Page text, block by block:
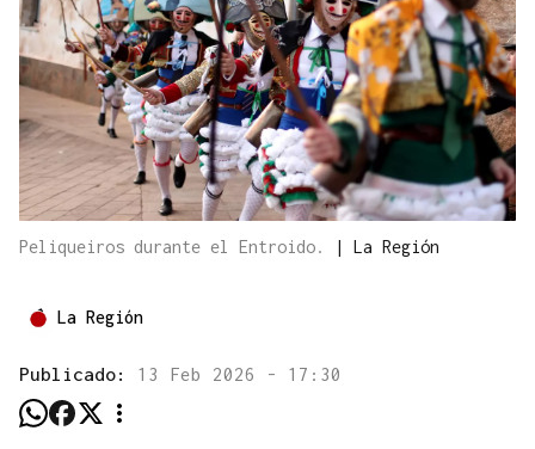
Peliqueiros durante el Entroido. | La Región
La Región
Publicado: 13 Feb 2026 - 17:30